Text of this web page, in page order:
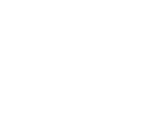
ドの投入時に APEX ト
コードが処理されない
。